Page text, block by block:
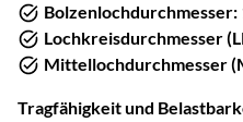
Bolzenlochdurchmesser:
Lochkreisdurchmesser
Mittellochdurchmesser
Tragfähigkeit und